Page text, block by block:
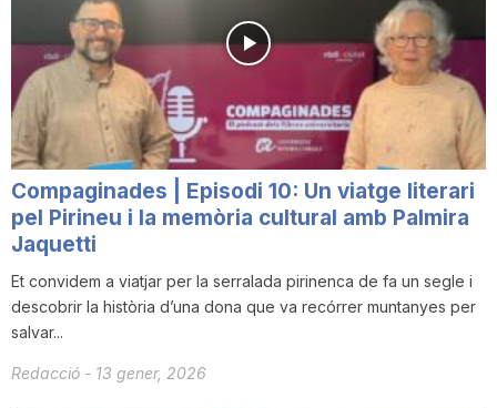
Compaginades | Episodi 10: Un viatge literari
pel Pirineu i la memòria cultural amb Palmira
Jaquetti
Et convidem a viatjar per la serralada pirinenca de fa un segle i
descobrir la història d’una dona que va recórrer muntanyes per
salvar...
Redacció - 13 gener, 2026